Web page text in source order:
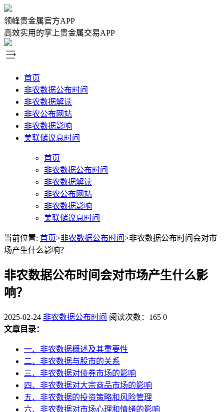
领峰贵金属官方APP
高效实用的掌上贵金属交易APP
首页
非农数据公布时间
非农数据解读
非农公布网站
非农数据影响
美联储议息时间
首页
非农数据公布时间
非农数据解读
非农公布网站
非农数据影响
美联储议息时间
当前位置: 首页>非农数据公布时间>非农数据公布时间会对市
场产生什么影响？
非农数据公布时间会对市场产生什么影
响？
2025-02-24 非农数据公布时间 阅读次数：165 0
文章目录：
一、非农数据概述及其重要性
二、非农数据与股市的关系
三、非农数据对债券市场的影响
四、非农数据对大宗商品市场的影响
五、非农数据的投资策略和风险管理
六、非农数据对市场心理和情绪的影响